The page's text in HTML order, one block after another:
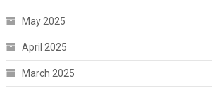
May 2025
April 2025
March 2025